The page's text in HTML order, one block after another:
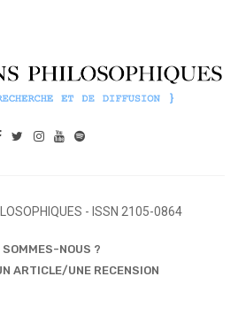
- ISSN 2105-0864
SOMMES-NOUS ?
ARTICLE/UNE RECENSION